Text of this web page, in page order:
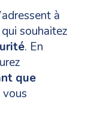
à
souhaitez
. En
que